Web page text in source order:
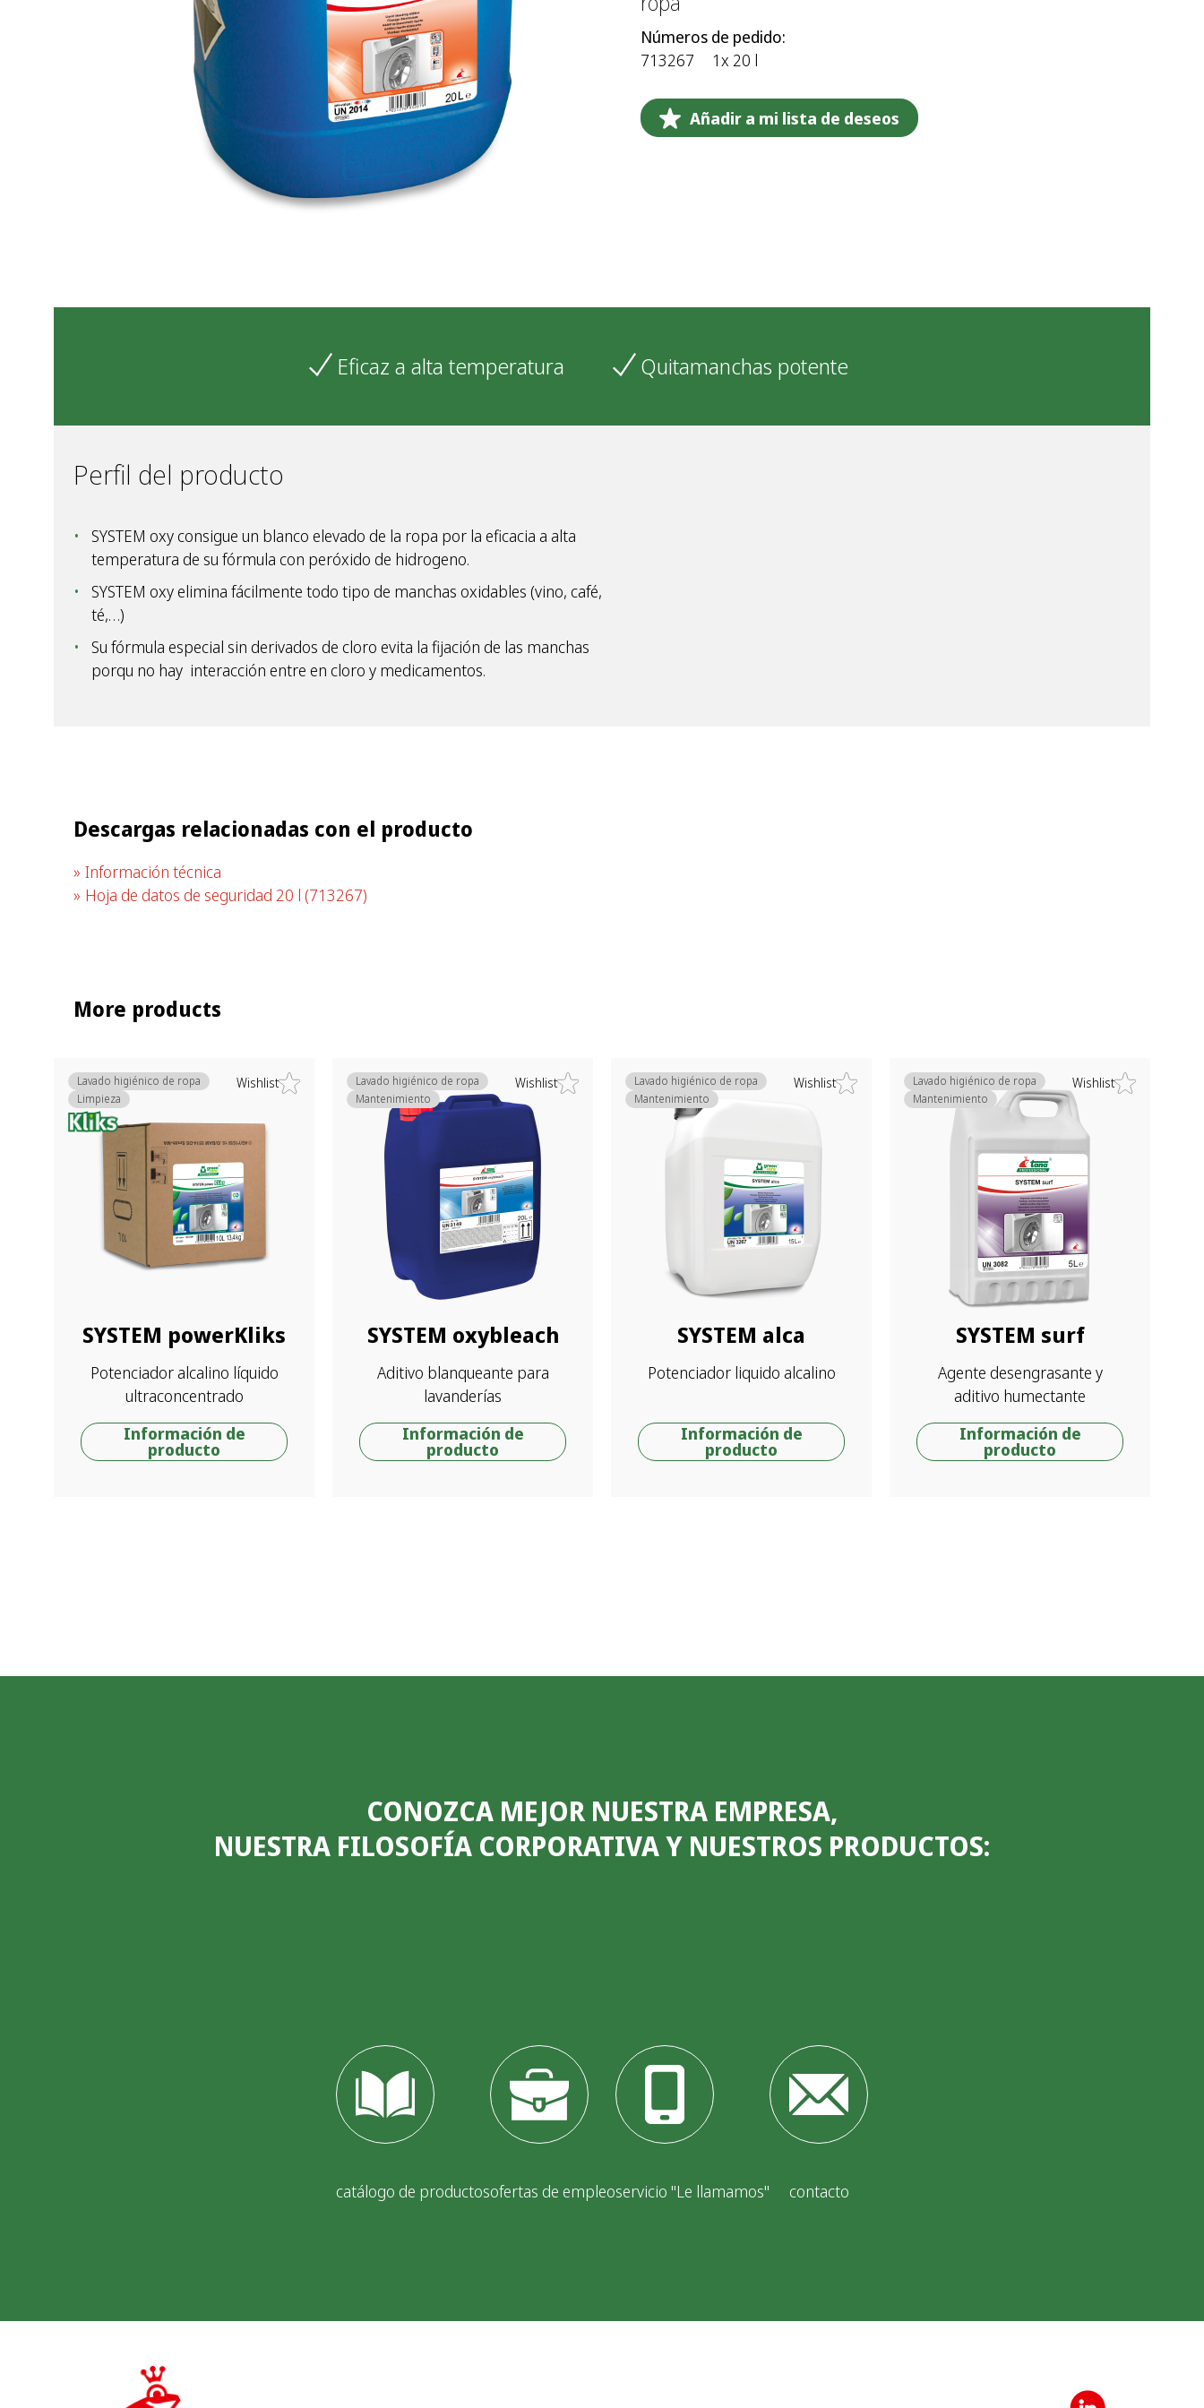
Números de pedido:
713267
1x 20 l
Añadir a mi lista de deseos
Eficaz a alta temperatura Quitamanchas potente
Perfil del producto
SYSTEM oxy consigue un blanco elevado de la ropa por la eficacia a alta
temperatura de su fórmula con peróxido de hidrogeno.
SYSTEM oxy elimina fácilmente todo tipo de manchas oxidables (vino, café,
té,…)
Su fórmula especial sin derivados de cloro evita la fijación de las manchas
porqu no hay interacción entre en cloro y medicamentos.
Descargas relacionadas con el producto
Información técnica
Hoja de datos de seguridad 20 l (713267)
More products
Wishlist
SYSTEM powerKliks
Potenciador alcalino líquido
ultraconcentrado
Lavado higiénico de ropa
Limpieza
Información de
producto
Wishlist
SYSTEM oxybleach
Aditivo blanqueante para
lavanderías
Lavado higiénico de ropa
Mantenimiento
Información de
producto
Wishlist
SYSTEM alca
Potenciador liquido alcalino
Lavado higiénico de ropa
Mantenimiento
Información de
producto
Wishlist
SYSTEM surf
Agente desengrasante y
aditivo humectante
Lavado higiénico de ropa
Mantenimiento
Información de
producto
CONOZCA MEJOR NUESTRA EMPRESA,
NUESTRA FILOSOFÍA CORPORATIVA Y NUESTROS PRODUCTOS:
catálogo de productosofertas de empleoservicio "Le llamamos" contacto